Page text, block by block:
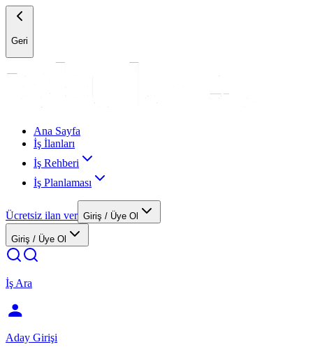
Geri
Ana Sayfa
İş İlanları
İş Rehberi
İş Planlaması
Ücretsiz ilan ver Giriş / Üye Ol
Giriş / Üye Ol
İş Ara
Aday Girişi